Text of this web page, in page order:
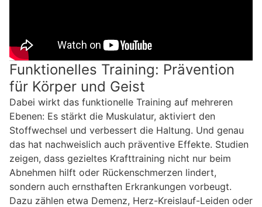
Funktionelles Training: Prävention
für Körper und Geist
Dabei wirkt das funktionelle Training auf mehreren
Ebenen: Es stärkt die Muskulatur, aktiviert den
Stoffwechsel und verbessert die Haltung. Und genau
das hat nachweislich auch präventive Effekte. Studien
zeigen, dass gezieltes Krafttraining nicht nur beim
Abnehmen hilft oder Rückenschmerzen lindert,
sondern auch ernsthaften Erkrankungen vorbeugt.
Dazu zählen etwa Demenz, Herz-Kreislauf-Leiden oder